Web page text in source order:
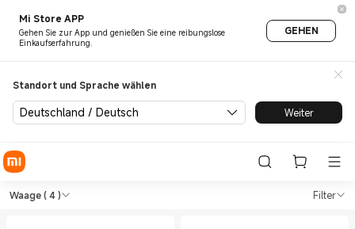
Mi Store APP
Gehen Sie zur App und genießen Sie eine reibungslose
Einkaufserfahrung.
GEHEN
Standort und Sprache wählen
Deutschland / Deutsch Weiter
Shop Gesundheit & Fitness
Waage( 4 ) Filter
Shop Gesundheit & Fitness Waage in